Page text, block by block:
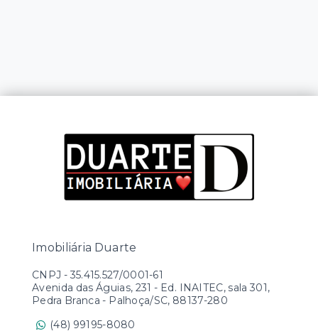
Imobiliária Duarte
CNPJ - 35.415.527/0001-61
Avenida das Águias, 231 - Ed. INAITEC, sala 301,
Pedra Branca - Palhoça/SC, 88137-280
(48) 99195-8080